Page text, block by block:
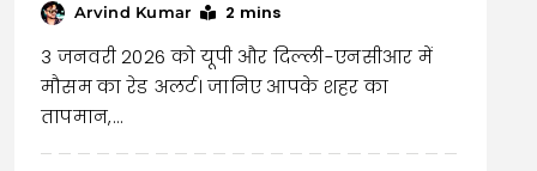
Arvind Kumar 2 mins
3 जनवरी 2026 को यूपी और दिल्ली-एनसीआर में
मौसम का रेड अलर्ट। जानिए आपके शहर का
तापमान,…